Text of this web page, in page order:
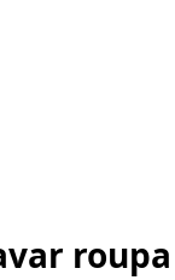
roupa